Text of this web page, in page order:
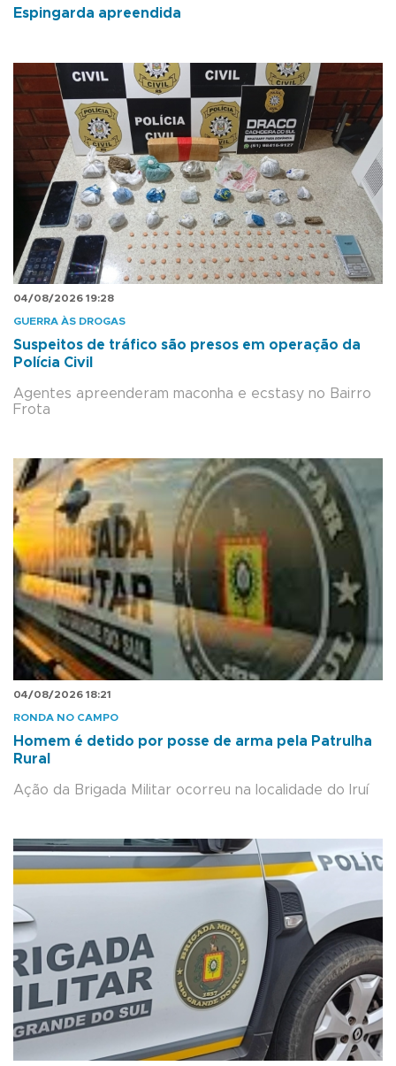
Espingarda apreendida
04/08/2026 19:28
GUERRA ÀS DROGAS
Suspeitos de tráfico são presos em operação da
Polícia Civil
Agentes apreenderam maconha e ecstasy no Bairro
Frota
04/08/2026 18:21
RONDA NO CAMPO
Homem é detido por posse de arma pela Patrulha
Rural
Ação da Brigada Militar ocorreu na localidade do Iruí